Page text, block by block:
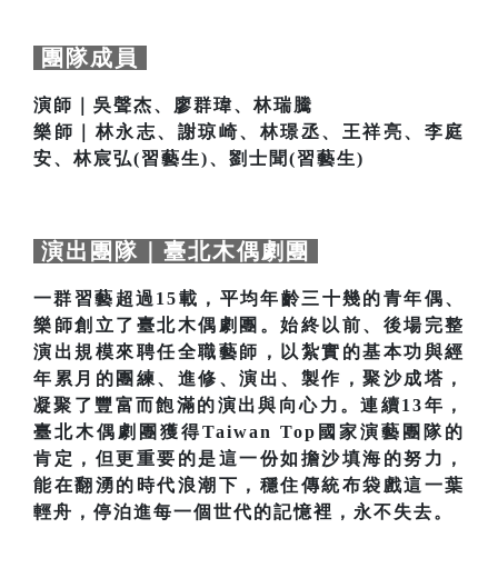
團隊成員
演師｜吳聲杰、廖群瑋、林瑞騰
樂師｜林永志、謝琼崎、林璟丞、王祥亮、李庭
安、林宸弘(習藝生)、劉士聞(習藝生)
演出團隊｜臺北木偶劇團
一群習藝超過15載，平均年齡三十幾的青年偶、
樂師創立了臺北木偶劇團。始終以前、後場完整
演出規模來聘任全職藝師，以紮實的基本功與經
年累月的團練、進修、演出、製作，聚沙成塔，
凝聚了豐富而飽滿的演出與向心力。連續13年，
臺北木偶劇團獲得Taiwan Top國家演藝團隊的
肯定，但更重要的是這一份如擔沙填海的努力，
能在翻湧的時代浪潮下，穩住傳統布袋戲這一葉
輕舟，停泊進每一個世代的記憶裡，永不失去。